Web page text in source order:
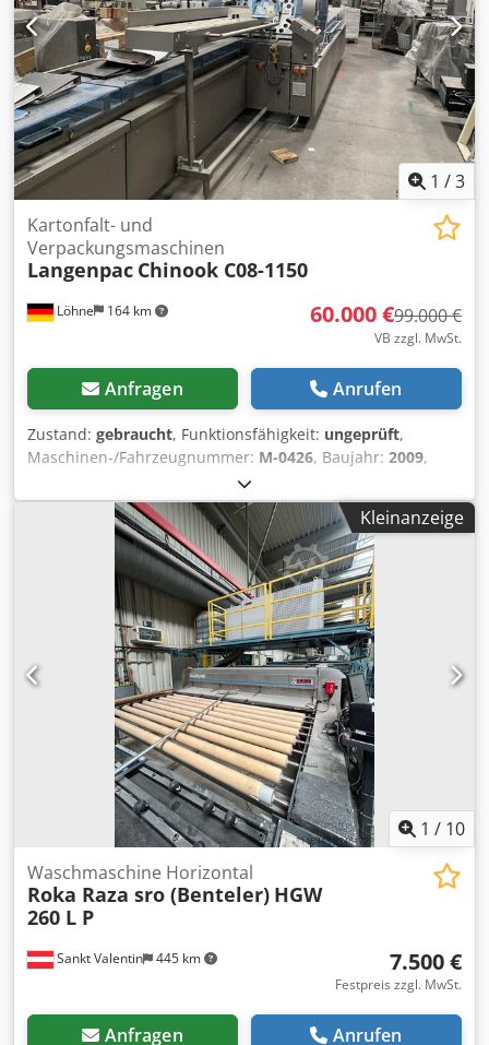
1 /3
Löhne 164 km
Kartonfalt- und
Verpackungsmaschinen
Langenpac Chinook C08-1150
60.000 €99.000 €
VB zzgl. MwSt.
Anfragen Anrufen
Zustand: gebraucht, Funktionsfähigkeit: ungeprüft,
Maschinen-/Fahrzeugnummer: M-0426, Baujahr: 2009,
Kartonfalt- und Verpackungsmaschine LANGEN chinook
C08-1150, Nr. M-0426 mit Vorsortierer Crjdpfx Aijxhd S
Dopof Steht komplett in einem Zelt.
Kleinanzeige
1 / 10
Sankt Valentin 445 km
Waschmaschine Horizontal
Roka Raza sro (Benteler) HGW
260 L P
7.500 €
Festpreis zzgl. MwSt.
Anfragen Anrufen